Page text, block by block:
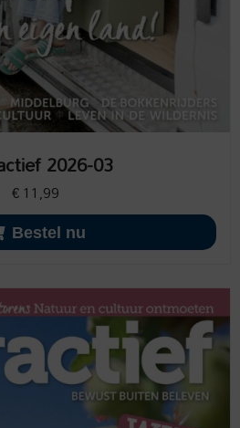
2026-03
€ 11,99
Bestel nu